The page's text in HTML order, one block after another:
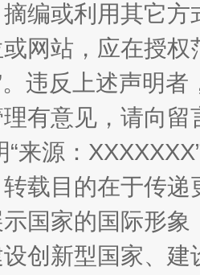
编或利用其它
网站，应在授
。违反上述声明
有意见，请向
“来源：
载目的在于传
国家的国际形
创新型国家、